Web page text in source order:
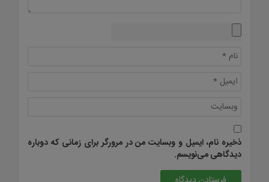
ذخیره نام، ایمیل و وبسایت من در مرورگر برای زمانی که دوباره
دیدگاهی می‌نویسم.